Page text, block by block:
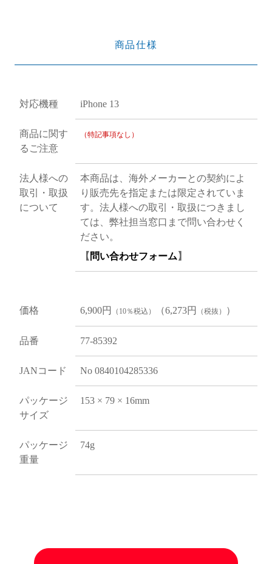
商品仕様
対応機種 iPhone 13
商品に関す
るご注意
（特記事項なし）
法人様への
取引・取扱
について
本商品は、海外メーカーとの契約によ
り販売先を指定または限定されていま
す。法人様への取引・取扱につきまし
ては、弊社担当窓口まで問い合わせく
ださい。
【 問い合わせフォーム】
価格 6,900円 （10％税込） （6,273円 （税抜） ）
品番 77-85392
JANコード No 0840104285336
パッケージ
サイズ
153 × 79 × 16mm
パッケージ
重量
74g